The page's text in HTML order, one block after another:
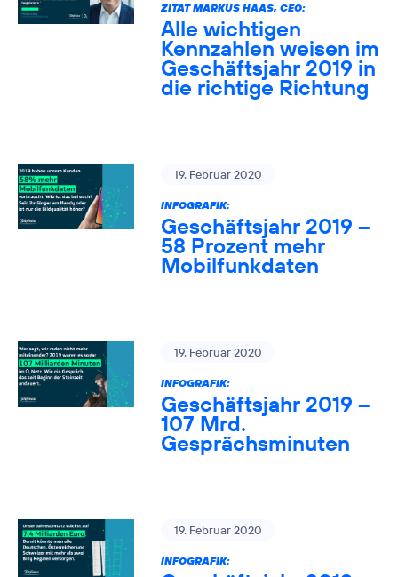
ZITAT MARKUS HAAS, CEO:
Alle wichtigen
Kennzahlen weisen im
Geschäftsjahr 2019 in
die richtige Richtung
19. Februar 2020
INFOGRAFIK:
Geschäftsjahr 2019 –
58 Prozent mehr
Mobilfunkdaten
19. Februar 2020
INFOGRAFIK:
Geschäftsjahr 2019 –
107 Mrd.
Gesprächsminuten
19. Februar 2020
INFOGRAFIK: